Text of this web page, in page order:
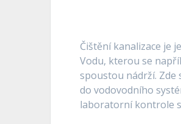
Čištění kanalizace je
Vodu, kterou se
spoustou nádrží. Zde
do vodovodního
laboratorní kontrole